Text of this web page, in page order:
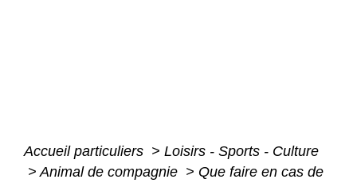
Accueil particuliers > Loisirs - Sports - Culture
> Animal de compagnie > Que faire en cas de